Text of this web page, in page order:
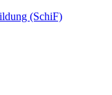
(SchiF)